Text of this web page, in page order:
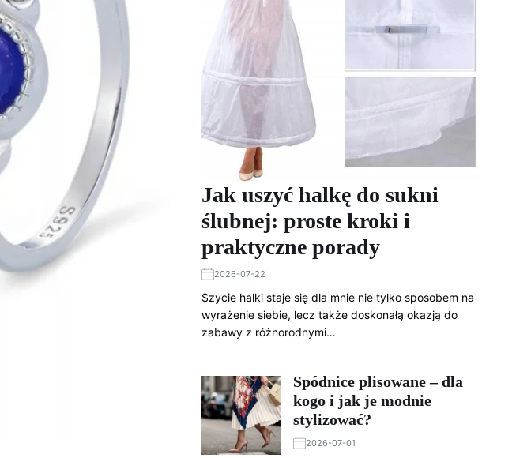
Jak uszyć halkę do sukni
ślubnej: proste kroki i
praktyczne porady
2026-07-22
Szycie halki staje się dla mnie nie tylko sposobem na
wyrażenie siebie, lecz także doskonałą okazją do
zabawy z różnorodnymi…
Spódnice plisowane – dla
kogo i jak je modnie
stylizować?
2026-07-01